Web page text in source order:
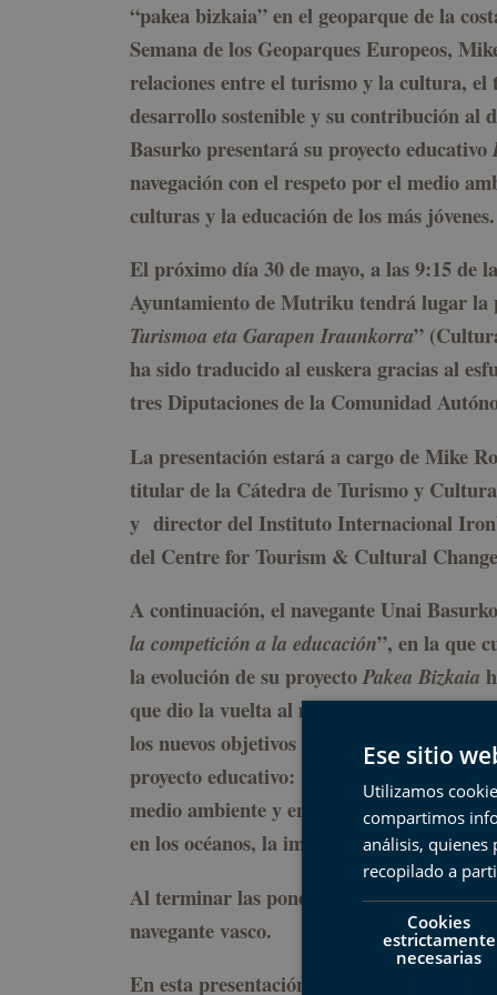
“pakea bizkaia” en el geoparque de la
Semana de los Geoparques Europeos,
relaciones entre el turismo y la cultura, el
desarrollo sostenible y su contribución al
Basurko presentará su proyecto educativo
navegación con el respeto por el medio
culturas y la educación de los más jóvenes.
El próximo día 30 de mayo, a las 9:15 de
Ayuntamiento de Mutriku tendrá lugar la
Turismoa eta Garapen Iraunkorra”
ha sido traducido al euskera gracias al
tres Diputaciones de la Comunidad
La presentación estará a cargo de Mike
titular de la Cátedra de Turismo y
y director del Instituto Internacional
del Centre for Tourism & Cultural
A continuación, el navegante Unai
la competición a la educación”, en la que
la evolución de su proyectoPakea Bizkaia
que dio la vuelta al mundo en solitario a
los nuevos objetivos y el trabajo que
proyecto educativo: los viajes y el
medio ambiente y en particular la
en los océanos, la importancia del trabajo
Al terminar las ponencias los asistentes
navegante vasco.
En esta presentación se espera la
Ese sitio
Utilizamos
compartimos
análisis,
recopilado a
Cookies
estrictamente
necesarias